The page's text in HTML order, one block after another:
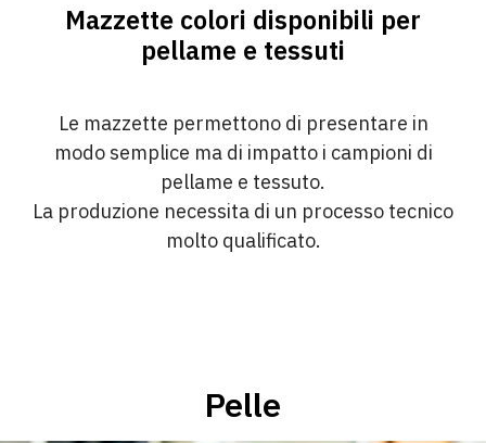
Mazzette colori disponibili per
pellame e tessuti
Le mazzette permettono di presentare in
modo semplice ma di impatto i campioni di
pellame e tessuto.
La produzione necessita di un processo tecnico
molto qualificato.
Pelle